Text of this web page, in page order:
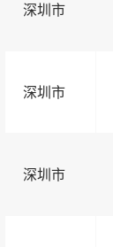
深圳市
深圳市
深圳市